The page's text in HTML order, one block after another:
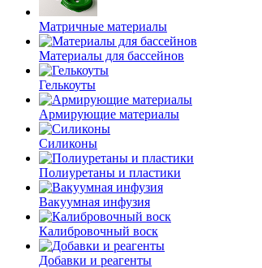
Матричные материалы
Материалы для бассейнов
Гелькоуты
Армирующие материалы
Силиконы
Полиуретаны и пластики
Вакуумная инфузия
Калибровочный воск
Добавки и реагенты